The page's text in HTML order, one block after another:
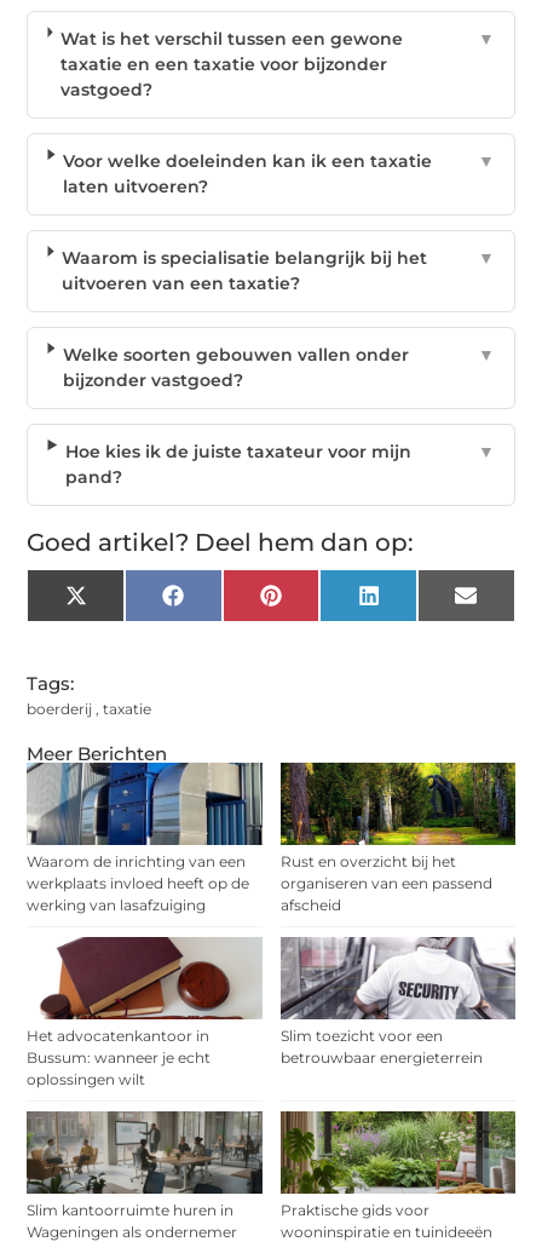
Meer Berichten
Waarom de inrichting van een
werkplaats invloed heeft op de
werking van lasafzuiging
Rust en overzicht bij het
organiseren van een passend
afscheid
Het advocatenkantoor in
Bussum: wanneer je echt
oplossingen wilt
Slim toezicht voor een
betrouwbaar energieterrein
Slim kantoorruimte huren in
Wageningen als ondernemer
Praktische gids voor
wooninspiratie en tuinideeën
Wat is het verschil tussen een gewone
taxatie en een taxatie voor bijzonder
vastgoed?
▼
Voor welke doeleinden kan ik een taxatie
laten uitvoeren?
▼
Waarom is specialisatie belangrijk bij het
uitvoeren van een taxatie?
▼
Welke soorten gebouwen vallen onder
bijzonder vastgoed?
▼
Hoe kies ik de juiste taxateur voor mijn
pand?
▼
Goed artikel? Deel hem dan op:
X
(Twitter)
Facebook Pinterest LinkedIn Email
Tags:
boerderij ,taxatie